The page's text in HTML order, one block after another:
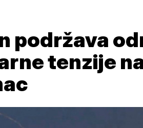
podržava
tenzije